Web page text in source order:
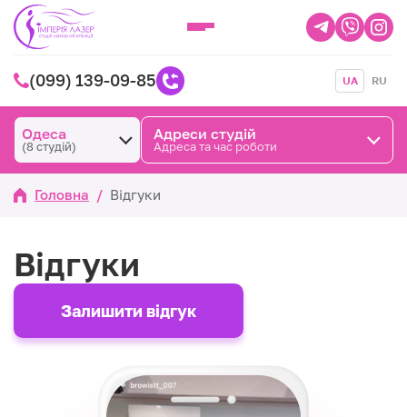
(099) 139-09-85 UA RU
Одеса
(8 студій)
Адреси студій
Адреса та час роботи
Головна / Відгуки
Відгуки
Залишити відгук